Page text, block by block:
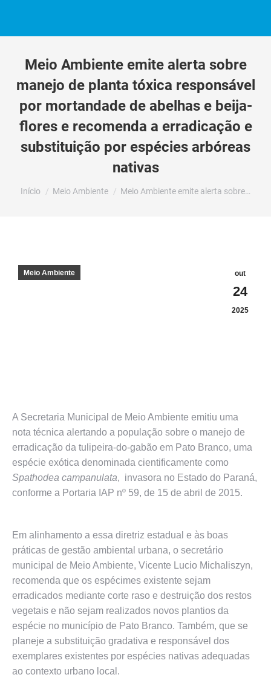
Meio Ambiente emite alerta sobre
manejo de planta tóxica responsável
por mortandade de abelhas e beija-
flores e recomenda a erradicação e
substituição por espécies arbóreas
nativas
Você está aqui:
Início Meio Ambiente Meio Ambiente emite alerta sobre…
out
24
2025
Meio Ambiente
A Secretaria Municipal de Meio Ambiente emitiu uma
nota técnica alertando a população sobre o manejo de
erradicação da tulipeira-do-gabão em Pato Branco, uma
espécie exótica denominada cientificamente como
Spathodea campanulata, invasora no Estado do Paraná,
conforme a Portaria IAP nº 59, de 15 de abril de 2015.
Em alinhamento a essa diretriz estadual e às boas
práticas de gestão ambiental urbana, o secretário
municipal de Meio Ambiente, Vicente Lucio Michaliszyn,
recomenda que os espécimes existente sejam
erradicados mediante corte raso e destruição dos restos
vegetais e não sejam realizados novos plantios da
espécie no município de Pato Branco. Também, que se
planeje a substituição gradativa e responsável dos
exemplares existentes por espécies nativas adequadas
ao contexto urbano local.